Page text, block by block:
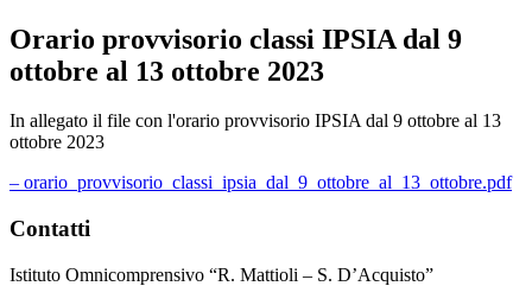
Orario provvisorio classi IPSIA dal 9
ottobre al 13 ottobre 2023
In allegato il file con l'orario provvisorio IPSIA dal 9 ottobre al 13
ottobre 2023
– orario_provvisorio_classi_ipsia_dal_9_ottobre_al_13_ottobre.pdf
Contatti
Istituto Omnicomprensivo “R. Mattioli – S. D’Acquisto”